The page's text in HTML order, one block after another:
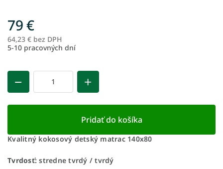
79 €
64,23 € bez DPH
5-10 pracovných dní
Pridať do košíka
Kvalitný kokosový detský matrac 140x80
Tvrdosť: stredne tvrdý / tvrdý